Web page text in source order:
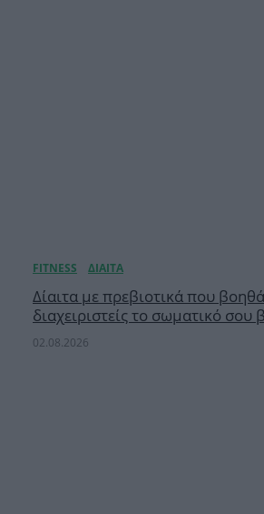
Δίαιτα με πρεβιοτικά που
διαχειριστείς το σωματικό σου
02.08.2026